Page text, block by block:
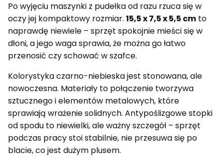
Po wyjęciu maszynki z pudełka od razu rzuca się w
oczy jej kompaktowy rozmiar. 15,5 x 7,5 x 5,5 cm to
naprawdę niewiele – sprzęt spokojnie mieści się w
dłoni, a jego waga sprawia, że można go łatwo
przenosić czy schować w szafce.
Kolorystyka czarno-niebieska jest stonowana, ale
nowoczesna. Materiały to połączenie tworzywa
sztucznego i elementów metalowych, które
sprawiają wrażenie solidnych. Antypoślizgowe stopki
od spodu to niewielki, ale ważny szczegół – sprzęt
podczas pracy stoi stabilnie, nie przesuwa się po
blacie, co jest dużym plusem.